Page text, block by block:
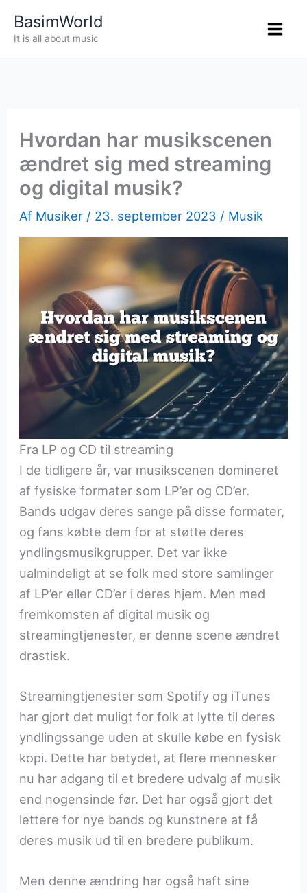
BasimWorld
It is all about music
Hvordan har musikscenen
ændret sig med streaming
og digital musik?
Af Musiker / 23. september 2023 / Musik
Fra LP og CD til streaming
I de tidligere år, var musikscenen domineret
af fysiske formater som LP’er og CD’er.
Bands udgav deres sange på disse formater,
og fans købte dem for at støtte deres
yndlingsmusikgrupper. Det var ikke
ualmindeligt at se folk med store samlinger
af LP’er eller CD’er i deres hjem. Men med
fremkomsten af digital musik og
streamingtjenester, er denne scene ændret
drastisk.
Streamingtjenester som Spotify og iTunes
har gjort det muligt for folk at lytte til deres
yndlingssange uden at skulle købe en fysisk
kopi. Dette har betydet, at flere mennesker
nu har adgang til et bredere udvalg af musik
end nogensinde før. Det har også gjort det
lettere for nye bands og kunstnere at få
deres musik ud til en bredere publikum.
Men denne ændring har også haft sine